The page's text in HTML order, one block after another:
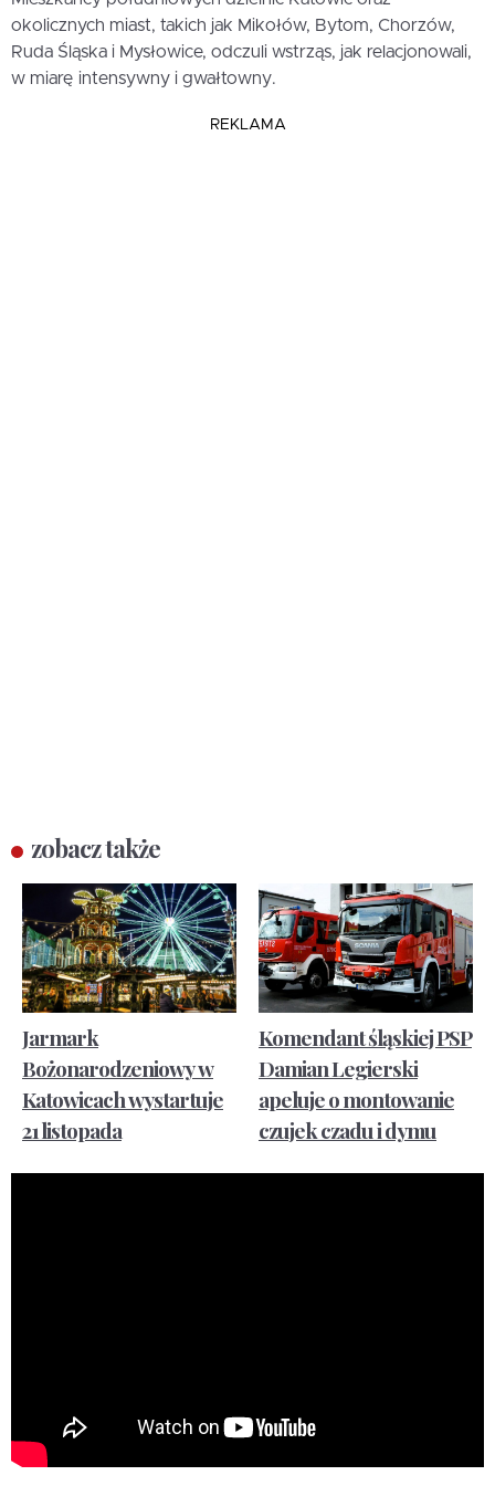
okolicznych miast, takich jak Mikołów, Bytom, Chorzów,
Ruda Śląska i Mysłowice, odczuli wstrząs, jak relacjonowali,
w miarę intensywny i gwałtowny.
REKLAMA
zobacz także
Jarmark
Bożonarodzeniowy w
Katowicach wystartuje
21 listopada
Komendant śląskiej PSP
Damian Legierski
apeluje o montowanie
czujek czadu i dymu